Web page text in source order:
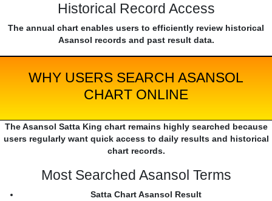
Historical Record Access
The annual chart enables users to efficiently review historical
Asansol records and past result data.
WHY USERS SEARCH ASANSOL
CHART ONLINE
The Asansol Satta King chart remains highly searched because
users regularly want quick access to daily results and historical
chart records.
Most Searched Asansol Terms
Satta Chart Asansol Result